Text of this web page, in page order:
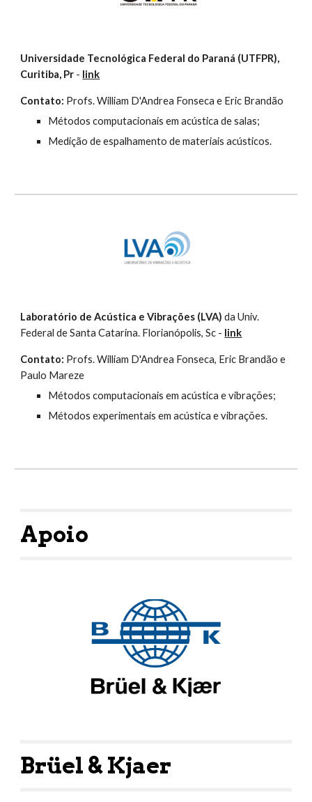
Universidade Tecnológica Federal do Paraná (UTFPR),
Curitiba, Pr - link
Contato: Profs. William D'Andrea Fonseca e Eric Brandão
Métodos computacionais em acústica de salas;
Medição de espalhamento de materiais acústicos.
Laboratório de Acústica e Vibrações (LVA) da Univ.
Federal de Santa Catarina. Florianópolis, Sc - link
Contato: Profs. William D'Andrea Fonseca, Eric Brandão e
Paulo Mareze
Métodos computacionais em acústica e vibrações;
Métodos experimentais em acústica e vibrações.
Apoio
Brüel & Kjaer